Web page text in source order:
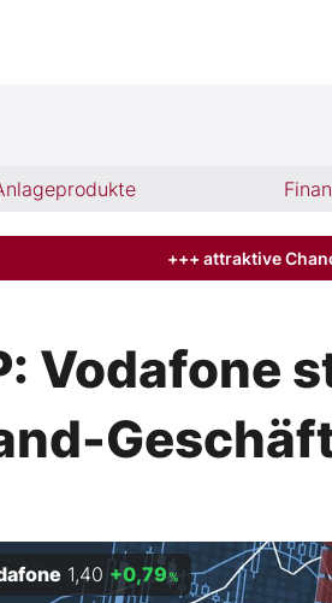
BÖRSE ONLINE lesen
+++ attraktive
Vodafone
1,40 +0,79%